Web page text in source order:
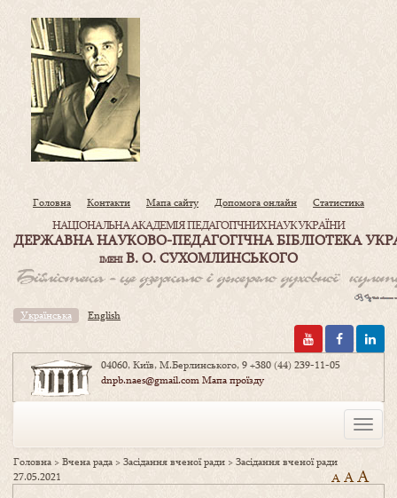
Головна Контакти Мапа сайту Допомога онлайн Статистика
НАЦІОНАЛЬНА АКАДЕМІЯ ПЕДАГОГІЧНИХ НАУК УКРАЇНИ
ДЕРЖАВНА НАУКОВО-ПЕДАГОГІЧНА БІБЛІОТЕКА
ІМЕНІВ. О. СУХОМЛИНСЬКОГО
Українська English
04060, Київ, М.Берлинського, 9+380 (44) 239-11-05
dnpb.naes@gmail.comМапа проїзду
Toggle
Головна >Вчена рада >Засідання вченої ради >Засідання вченої ради
27.05.2021
A AA